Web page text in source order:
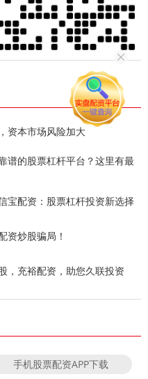
资本市场风险加大
谱的股票杠杆平台？这里有最
宝配资：股票杠杆投资新选择
资炒股骗局！
，充裕配资，助您久联投资
手机股票配资APP下载